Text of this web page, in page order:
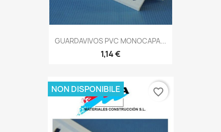
GUARDAVIVOS PVC MONOCAPA...
1,14 €
NON DISPONIBILE favorite_border